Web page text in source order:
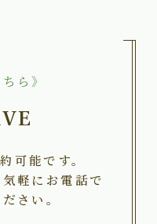
ら》
可能です。
軽にお電話で
さい。